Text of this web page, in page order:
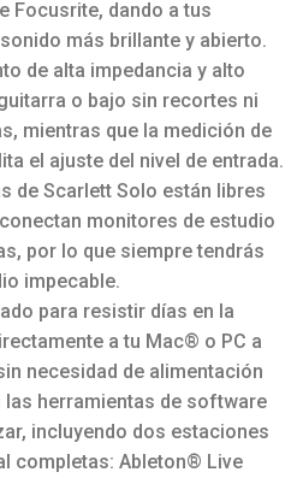
Focusrite, dando a tus
más brillante y abierto.
de alta impedancia y alto
o bajo sin recortes ni
mientras que la medición de
el ajuste del nivel de entrada.
de Scarlett Solo están libres
monitores de estudio
por lo que siempre tendrás
impecable.
para resistir días en la
a tu Mac® o PC a
necesidad de alimentación
las herramientas de software
incluyendo dos estaciones
completas: Ableton® Live